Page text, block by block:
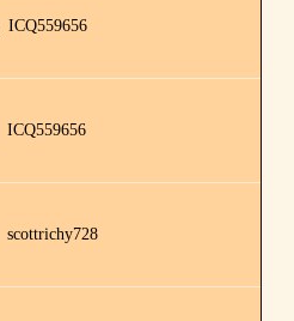
ICQ559656
ICQ559656
scottrichy728